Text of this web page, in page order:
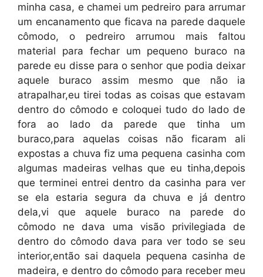
minha casa, e chamei um pedreiro para arrumar
um encanamento que ficava na parede daquele
cômodo, o pedreiro arrumou mais faltou
material para fechar um pequeno buraco na
parede eu disse para o senhor que podia deixar
aquele buraco assim mesmo que não ia
atrapalhar,eu tirei todas as coisas que estavam
dentro do cômodo e coloquei tudo do lado de
fora ao lado da parede que tinha um
buraco,para aquelas coisas não ficaram ali
expostas a chuva fiz uma pequena casinha com
algumas madeiras velhas que eu tinha,depois
que terminei entrei dentro da casinha para ver
se ela estaria segura da chuva e já dentro
dela,vi que aquele buraco na parede do
cômodo ne dava uma visão privilegiada de
dentro do cômodo dava para ver todo se seu
interior,então sai daquela pequena casinha de
madeira, e dentro do cômodo para receber meu